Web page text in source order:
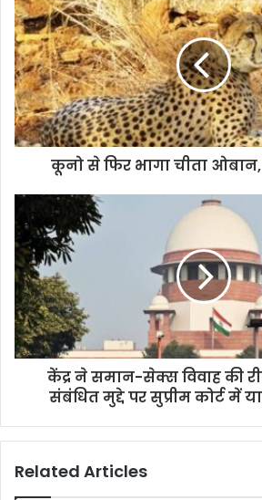
r
E
m
a
i
l
a
d
e
s
s
कूनो से फिर भागा चीता
केंद्र ने समान-सेक्स विवाह की
संबंधित मुद्दे पर सुप्रीम कोर्ट में
Related Articles